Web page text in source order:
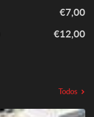
€7,00
€12,00
Todos